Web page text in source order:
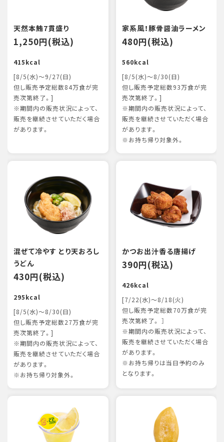
天然本鮪7貫盛り
1,250円(税込)
415kcal
[8/5(水)～9/27(日)
但し販売予定総数84万食が完
売次第終了。]
※期間内の販売状況によって、
販売を継続させていただく場合
があります。
家系風！豚骨醤油ラーメン
480円(税込)
560kcal
[8/5(水)～8/30(日)
但し販売予定総数93万食が完
売次第終了。]
※期間内の販売状況によって、
販売を継続させていただく場合
があります。
※お持ち帰り対象外。
混ぜて冷やす とり天おろし
うどん
430円(税込)
295kcal
[8/5(水)～8/30(日)
但し販売予定総数27万食が完
売次第終了。]
※期間内の販売状況によって、
販売を継続させていただく場合
があります。
※お持ち帰り対象外。
かつお出汁香る唐揚げ
390円(税込)
426kcal
[7/22(水)～8/18(火)
但し販売予定総数70万食が完
売次第終了。 ］
※期間内の販売状況によって、
販売を継続させていただく場合
があります。
※お持ち帰りは当日予約のみ
となります。